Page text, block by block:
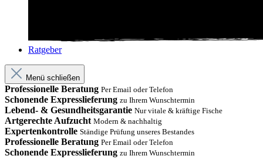
Ratgeber
Menü schließen
Professionelle Beratung Per Email oder Telefon
Schonende Expresslieferung zu Ihrem Wunschtermin
Lebend- & Gesundheitsgarantie Nur vitale & kräftige Fische
Artgerechte Aufzucht Modern & nachhaltig
Expertenkontrolle Ständige Prüfung unseres Bestandes
Professionelle Beratung Per Email oder Telefon
Schonende Expresslieferung zu Ihrem Wunschtermin